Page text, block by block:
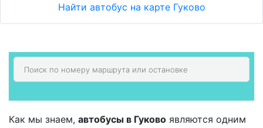
Найти автобус на карте Гуково
Как мы знаем, автобусы в Гуково являются одним